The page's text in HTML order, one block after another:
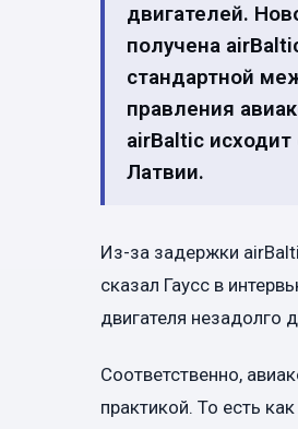
двигателей.
получена
стандартной
правления
airBaltic
Латвии.
Из-за задержки
сказал Гаусс в
двигателя незадолго
Соответственно,
практикой. То есть